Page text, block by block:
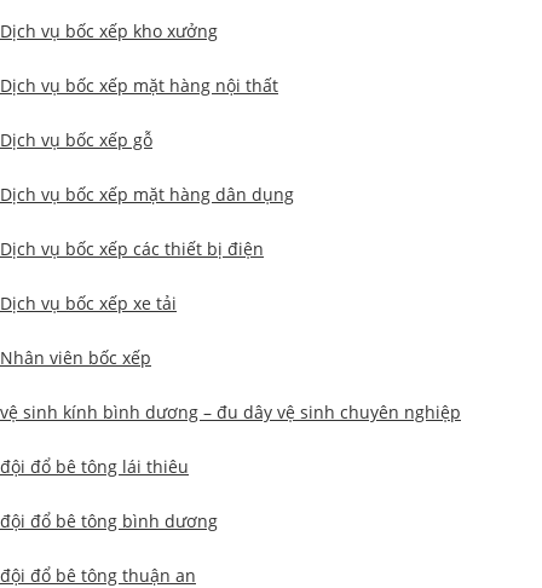
Dịch vụ bốc xếp kho xưởng
Dịch vụ bốc xếp mặt hàng nội thất
Dịch vụ bốc xếp gỗ
Dịch vụ bốc xếp mặt hàng dân dụng
Dịch vụ bốc xếp các thiết bị điện
Dịch vụ bốc xếp xe tải
Nhân viên bốc xếp
vệ sinh kính bình dương – đu dây vệ sinh chuyên nghiệp
đội đổ bê tông lái thiêu
đội đổ bê tông bình dương
đội đổ bê tông thuận an